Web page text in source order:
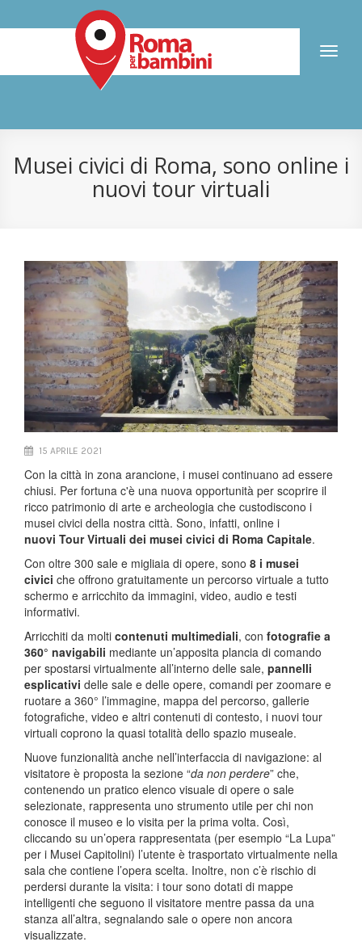
Toggle
Musei civici di Roma, sono online i
nuovi tour virtuali
15 APRILE 2021
Con la città in zona arancione, i musei continuano ad essere
chiusi. Per fortuna c'è una nuova opportunità per scoprire il
ricco patrimonio di arte e archeologia che custodiscono i
musei civici della nostra città. Sono, infatti, online i
nuovi Tour Virtuali dei musei civici di Roma Capitale.
Con oltre 300 sale e migliaia di opere, sono 8 i musei
civici che offrono gratuitamente un percorso virtuale a tutto
schermo e arricchito da immagini, video, audio e testi
informativi.
Arricchiti da molti contenuti multimediali, con fotografie a
360° navigabili mediante un’apposita plancia di comando
per spostarsi virtualmente all’interno delle sale, pannelli
esplicativi delle sale e delle opere, comandi per zoomare e
ruotare a 360° l’immagine, mappa del percorso, gallerie
fotografiche, video e altri contenuti di contesto, i nuovi tour
virtuali coprono la quasi totalità dello spazio museale.
Nuove funzionalità anche nell’interfaccia di navigazione: al
visitatore è proposta la sezione “da non perdere” che,
contenendo un pratico elenco visuale di opere o sale
selezionate, rappresenta uno strumento utile per chi non
conosce il museo e lo visita per la prima volta. Così,
cliccando su un’opera rappresentata (per esempio “La Lupa”
per i Musei Capitolini) l’utente è trasportato virtualmente nella
sala che contiene l’opera scelta. Inoltre, non c’è rischio di
perdersi durante la visita: i tour sono dotati di mappe
intelligenti che seguono il visitatore mentre passa da una
stanza all’altra, segnalando sale o opere non ancora
visualizzate.